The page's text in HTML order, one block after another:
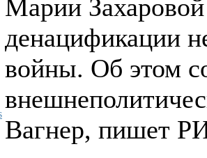
Марии
денацификации
войны. Об этом
Вагнер, пишет